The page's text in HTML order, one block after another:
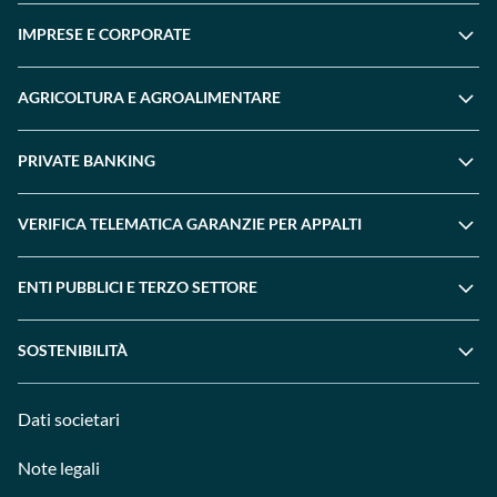
IMPRESE E CORPORATE
AGRICOLTURA E AGROALIMENTARE
PRIVATE BANKING
VERIFICA TELEMATICA GARANZIE PER APPALTI
ENTI PUBBLICI E TERZO SETTORE
SOSTENIBILITÀ
Dati societari
Note legali